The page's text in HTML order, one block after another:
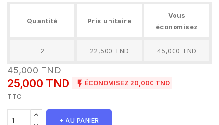
Quantité Prix unitaire
Vous
économisez
2 22,500 TND 45,000 TND
45,000 TND
25,000 TND  ÉCONOMISEZ 20,000 TND
TTC
+ AU PANIER